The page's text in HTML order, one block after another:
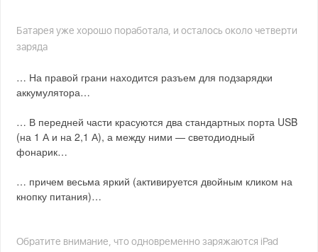
Батарея уже хорошо поработала, и осталось около четверти
заряда
… На правой грани находится разъем для подзарядки
аккумулятора…
… В передней части красуются два стандартных порта USB
(на 1 А и на 2,1 А), а между ними — светодиодный
фонарик…
… причем весьма яркий (активируется двойным кликом на
кнопку питания)…
Обратите внимание, что одновременно заряжаются iPad